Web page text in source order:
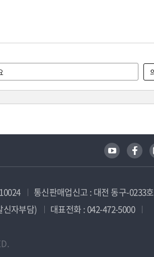
통신판매업신고 : 대전 동구-0233호
신자부담)
대표전화 : 042-472-5000